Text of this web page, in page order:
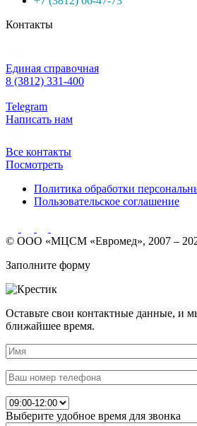
Контакты
Единая справочная
8 (3812) 331-400
Telegram
Написать нам
Все контакты
Посмотреть
Политика обработки
Пользовательское соглашение
© ООО «МЦСМ «Евромед», 2007 –
Заполните форму
Оставьте свои контактные данные, и
ближайшее время.
Выберите удобное время для звонка